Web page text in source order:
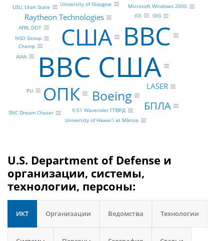
ВВС США
BBC
США
ОПК Boeing
БПЛА
Raytheon Technologies
LASER
AFRL DOT
SNC Dream Chaser
GIG
NSO Group
X-51 Waverider ГПВРД
Microsoft Windows 2000
Champ
IOI
AIAA
University of Glasgow
USU, Utah State
University of Hawaiʻi at Mānoa
PU
U.S. Department of Defense и
организации, системы,
технологии, персоны:
ИКТ Организации Ведомства Технологии